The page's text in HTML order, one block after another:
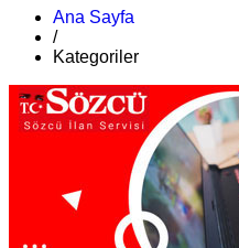
Ana Sayfa
/
Kategoriler